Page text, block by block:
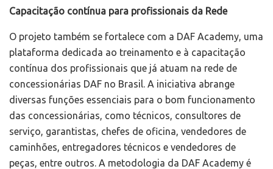
Capacitação contínua para profissionais da Rede
O projeto também se fortalece com a DAF Academy, uma
plataforma dedicada ao treinamento e à capacitação
contínua dos profissionais que já atuam na rede de
concessionárias DAF no Brasil. A iniciativa abrange
diversas funções essenciais para o bom funcionamento
das concessionárias, como técnicos, consultores de
serviço, garantistas, chefes de oficina, vendedores de
caminhões, entregadores técnicos e vendedores de
peças, entre outros. A metodologia da DAF Academy é